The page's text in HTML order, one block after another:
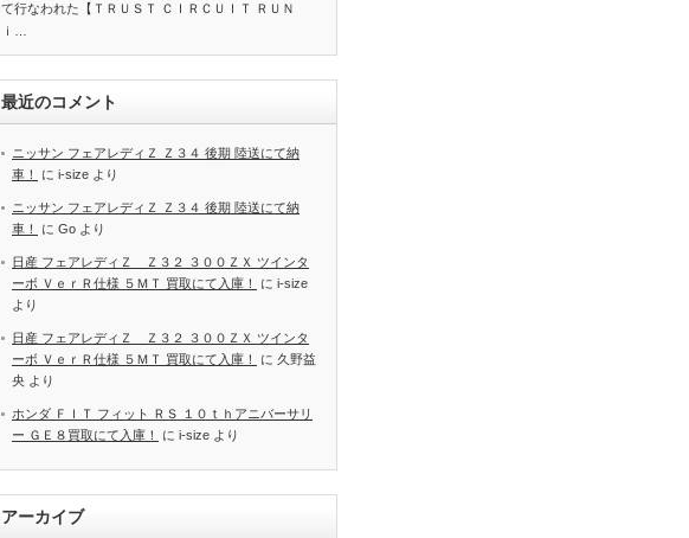
て行なわれた【ＴＲＵＳＴ ＣＩＲＣＵＩＴ ＲＵＮ
ｉ…
最近のコメント
ニッサン フェアレディＺ Ｚ３４ 後期 陸送にて納
車！
に i-size より
ニッサン フェアレディＺ Ｚ３４ 後期 陸送にて納
車！
に Go より
日産 フェアレディＺ Ｚ３２ ３００ＺＸ ツインタ
ーボ ＶｅｒＲ仕様 ５ＭＴ 買取にて入庫！
に i-size
より
日産 フェアレディＺ Ｚ３２ ３００ＺＸ ツインタ
ーボ ＶｅｒＲ仕様 ５ＭＴ 買取にて入庫！
に 久野益
央 より
ホンダ ＦＩＴ フィット ＲＳ １０ｔｈアニバーサリ
ー ＧＥ８買取にて入庫！
に i-size より
アーカイブ